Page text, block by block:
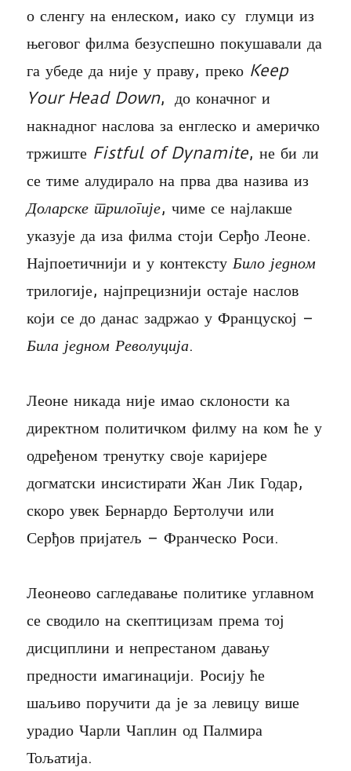
о сленгу на енлеском, иако су глумци из
његовог филма безуспешно покушавали да
га убеде да није у праву, преко Keep
Your Head Down, до коначног и
накнадног наслова за енглеско и америчко
тржиште Fistful of Dynamite, не би ли
се тиме алудирало на прва два назива из
Доларске трилогије, чиме се најлакше
указује да иза филма стоји Серђо Леоне.
Најпоетичнији и у контексту Било једном
трилогије, најпрецизнији остаје наслов
који се до данас задржао у Француској –
Била једном Револуција.
Леоне никада није имао склоности ка
директном политичком филму на ком ће у
одређеном тренутку своје каријере
догматски инсистирати Жан Лик Годар,
скоро увек Бернардо Бертолучи или
Серђов пријатељ – Франческо Роси.
Леонеово сагледавање политике углавном
се сводило на скептицизам према тој
дисциплини и непрестаном давању
предности имагинацији. Росију ће
шаљиво поручити да је за левицу више
урадио Чарли Чаплин од Палмира
Тољатија.